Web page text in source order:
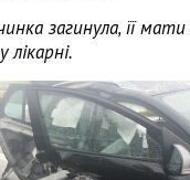
загинула, її
лікарні.